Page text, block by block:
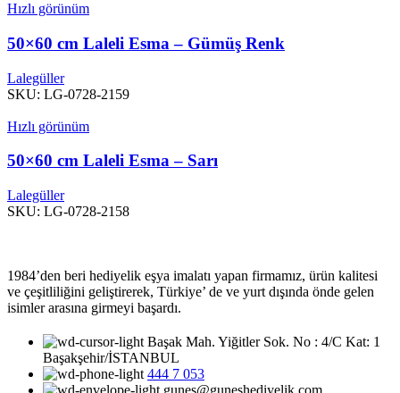
Hızlı görünüm
50×60 cm Laleli Esma – Gümüş Renk
Lalegüller
SKU: LG-0728-2159
Hızlı görünüm
50×60 cm Laleli Esma – Sarı
Lalegüller
SKU: LG-0728-2158
1984’den beri hediyelik eşya imalatı yapan firmamız, ürün kalitesi
ve çeşitliliğini geliştirerek, Türkiye’ de ve yurt dışında önde gelen
isimler arasına girmeyi başardı.
Başak Mah. Yiğitler Sok. No : 4/C Kat: 1
Başakşehir/İSTANBUL
444 7 053
gunes@guneshediyelik.com